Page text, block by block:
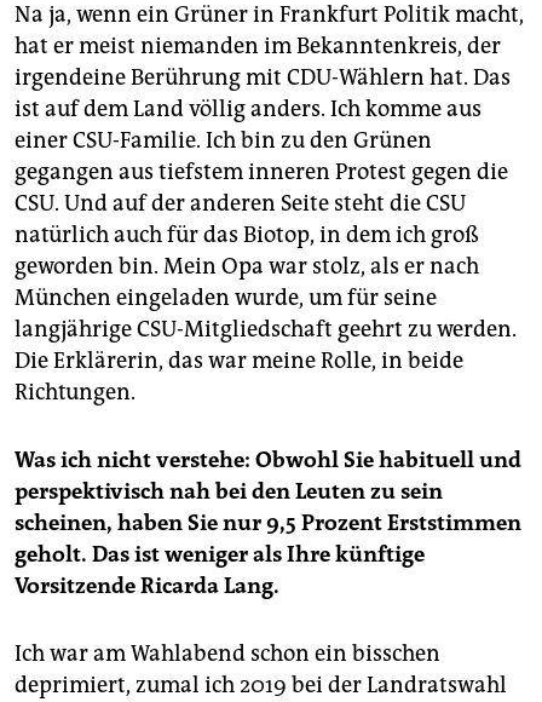
Na ja, wenn ein Grüner in Frankfurt Politik macht,
hat er meist niemanden im Bekanntenkreis, der
irgendeine Berührung mit CDU-Wählern hat. Das
ist auf dem Land völlig anders. Ich komme aus
einer CSU-Familie. Ich bin zu den Grünen
gegangen aus tiefstem inneren Protest gegen die
CSU. Und auf der anderen Seite steht die CSU
natürlich auch für das Biotop, in dem ich groß
geworden bin. Mein Opa war stolz, als er nach
München eingeladen wurde, um für seine
langjährige CSU-Mitgliedschaft geehrt zu werden.
Die Erklärerin, das war meine Rolle, in beide
Richtungen.
Was ich nicht verstehe: Obwohl Sie habituell und
perspektivisch nah bei den Leuten zu sein
scheinen, haben Sie nur 9,5 Prozent Erststimmen
geholt. Das ist weniger als Ihre künftige
Vorsitzende Ricarda Lang.
Ich war am Wahlabend schon ein bisschen
deprimiert, zumal ich 2019 bei der Landratswahl